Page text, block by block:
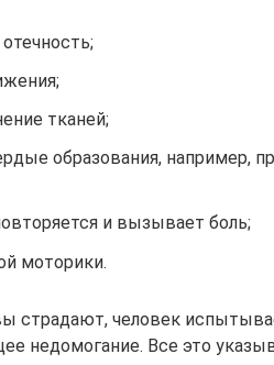
тканей;
образования, например,
и вызывает боль;
моторики.
страдают, человек
недомогание. Все это